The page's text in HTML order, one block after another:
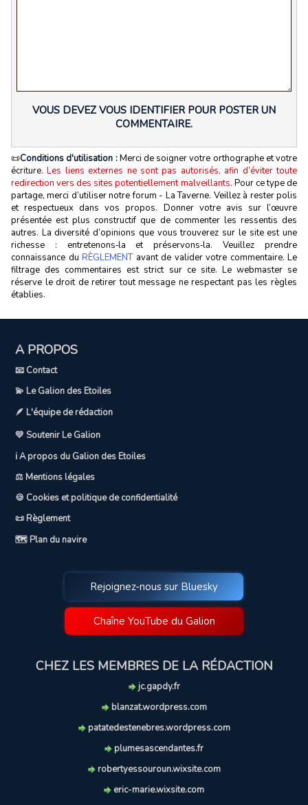
VOUS DEVEZ VOUS IDENTIFIER POUR POSTER UN
COMMENTAIRE.
📜Conditions d'utilisation :Merci de soigner votre orthographe et votre
écriture.Les liens externes ne sont pas autorisés, afin d’éviter toute
redirection vers des sites potentiellement malveillants. Pour ce type de
partage, merci d’utiliser notre forum - La Taverne. Veillez à rester polis
et respectueux dans vos propos. Donner votre avis sur l’œuvre
présentée est plus constructif que de commenter les ressentis des
autres. La diversité d’opinions que vous trouverez sur le site est une
richesse : entretenons‑la et préservons‑la. Veuillez prendre
connaissance du RÈGLEMENTavant de valider votre commentaire. Le
filtrage des commentaires est strict sur ce site. Le webmaster se
réserve le droit de retirer tout message ne respectant pas les règles
établies.
A PROPOS
📧 Contact
💫 Le Galion des Etoiles
🪶 L'équipe de rédaction
💛 Soutenir Le Galion
ℹ️ A propos du Galion des Etoiles
⚖️ Mentions légales
🍪 Cookies et politique de confidentialité
📜 Règlement
🗺️ Plan du navire
Rejoignez-nous sur Bluesky
Chaîne YouTube du Galion
CHEZ LES MEMBRES DE LA RÉDACTION
jc.gapdy.fr
blanzat.wordpress.com
patatedestenebres.wordpress.com
plumesascendantes.fr
robertyessouroun.wixsite.com
eric-marie.wixsite.com